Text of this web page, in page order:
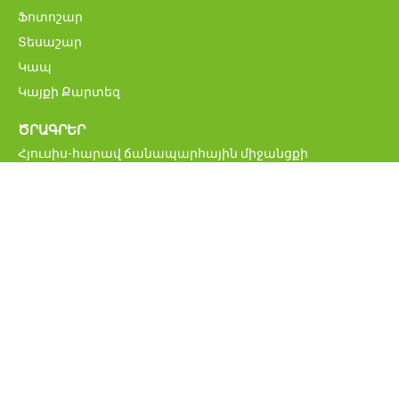
Ֆոտոշար
Տեսաշար
Կապ
Կայքի Քարտեզ
ԾՐԱԳՐԵՐ
Հյուսիս-հարավ ճանապարհային միջանցքի